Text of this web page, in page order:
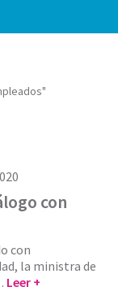
con
con
la ministra de
Leer +